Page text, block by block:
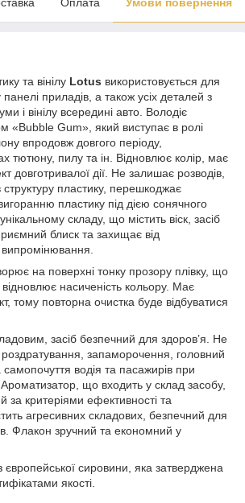
та вінілу Lotus використовується для
приладів, а також усіх деталей з
і вінілу всередині авто. Володіє
«Bubble Gum», який виступає в ролі
впродовж довгого періоду,
тютюну, пилу та ін. Відновлює колір, має
довготривалої дії. Не залишає розводів,
пластику, перешкоджає
пластику під дією сонячного
складу, що містить віск, засіб
блиск та захищає від
випромінювання.
на поверхні тонку прозору плівку, що
насиченість кольору. Має
тому повторна очистка буде відбуватися
засіб безпечний для здоров’я. Не
роздратування, запаморочення, головний
водія та пасажирів при
що входить у cклад засобу,
за критеріями ефективності та
агресивних складових, безпечний для
Флакон зручний та економний у
європейської сировини, яка затверджена
якості.